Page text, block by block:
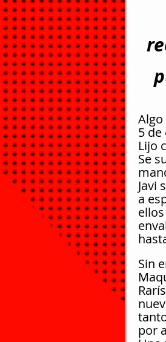
5 de
Lijo
Se
Javi
a
Sin
por